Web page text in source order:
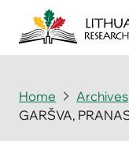
About
Home Archives